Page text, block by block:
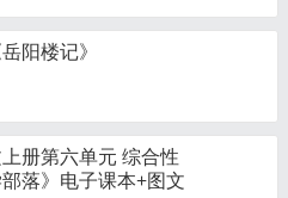
阳楼记》
册第六单元 综合性
落》电子课本+图文